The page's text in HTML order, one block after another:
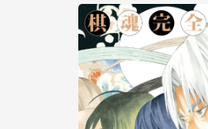
【公告】因 Readmoo 讀墨
停部分閱讀服務